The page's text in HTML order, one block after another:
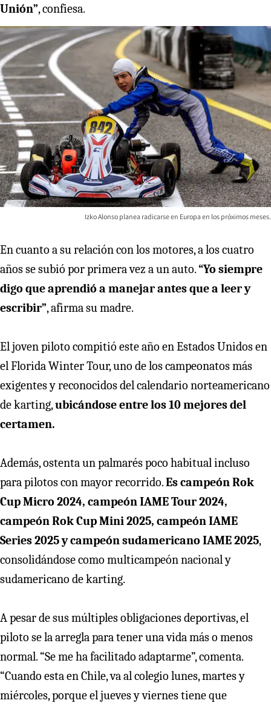
Unión”, confiesa.
Izko Alonso planea radicarse en Europa en los próximos meses.
En cuanto a su relación con los motores, a los cuatro
años se subió por primera vez a un auto.“Yo siempre
digo que aprendió a manejar antes que a leer y
escribir”, afirma su madre.
El joven piloto compitió este año en Estados Unidos en
el Florida Winter Tour, uno de los campeonatos más
exigentes y reconocidos del calendario norteamericano
de karting,ubicándose entre los 10 mejores del
certamen.
Además, ostenta un palmarés poco habitual incluso
para pilotos con mayor recorrido.Es campeón Rok
Cup Micro 2024, campeón IAME Tour 2024,
campeón Rok Cup Mini 2025, campeón IAME
Series 2025 y campeón sudamericano IAME 2025,
consolidándose como multicampeón nacional y
sudamericano de karting.
A pesar de sus múltiples obligaciones deportivas, el
piloto se la arregla para tener una vida más o menos
normal. “Se me ha facilitado adaptarme”, comenta.
“Cuando esta en Chile, va al colegio lunes, martes y
miércoles, porque el jueves y viernes tiene que